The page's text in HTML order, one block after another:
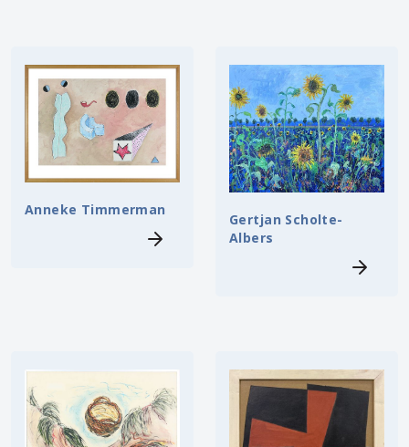
Anneke Timmerman
Gertjan Scholte-
Albers